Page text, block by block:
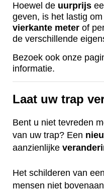
Hoewel de uurprijs
geven, is het lastig
vierkante meter of
de verschillende
Bezoek ook onze
informatie.
Laat uw trap
Bent u niet tevreden
van uw trap? Een
aanzienlijke
Het schilderen van
mensen niet